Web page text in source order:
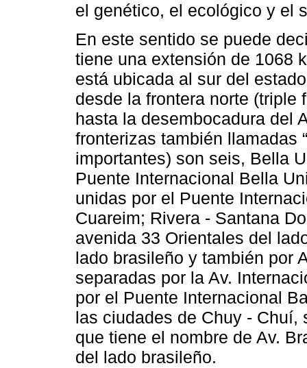
el genético, el ecológico y el
En este sentido se puede
tiene una extensión de 1068
está ubicada al sur del
desde la frontera norte (triple
hasta la desembocadura del
fronterizas también llamadas
importantes) son seis, Bella
Puente Internacional Bella
unidas por el Puente
Cuareim; Rivera - Santana
avenida 33 Orientales del
lado brasileño y también por
separadas por la Av.
por el Puente Internacional
las ciudades de Chuy - Chuí,
que tiene el nombre de Av.
del lado brasileño.